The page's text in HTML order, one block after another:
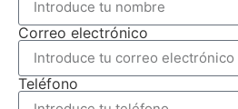
Correo electrónico
Teléfono